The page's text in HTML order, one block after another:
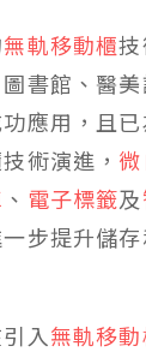
無軌移動櫃
書館、醫
應用，且
術演進，
、 電子標籤及
步提升儲
入無軌移